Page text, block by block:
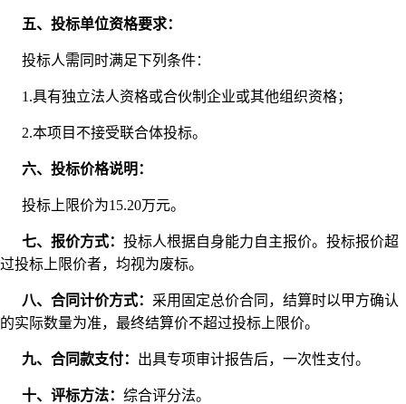
五、投标单位资格要求：
投标人需同时满足下列条件：
1.具有独立法人资格或合伙制企业或其他组织资格；
2.本项目不接受联合体投标。
六、投标价格说明：
投标上限价为15.20万元。
七、报价方式： 投标人根据自身能力自主报价。投标报价超
过投标上限价者，均视为废标。
八、合同计价方式： 采用固定总价合同，结算时以甲方确认
的实际数量为准，最终结算价不超过投标上限价。
九、合同款支付： 出具专项审计报告后，一次性支付。
十、评标方法： 综合评分法。